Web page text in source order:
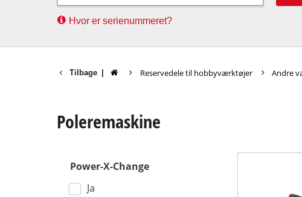
Borehammer
Slagboremaskine
Stationære
Hvor er serienummeret?
Tilbage Reservedele til hobbyværktøjer Andre
Poleremaskine
Power-X-Change
Ja